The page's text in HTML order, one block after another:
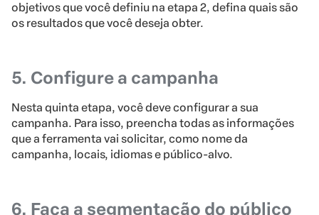
objetivos que você definiu na etapa 2, defina quais são
os resultados que você deseja obter.
5. Configure a campanha
Nesta quinta etapa, você deve configurar a sua
campanha. Para isso, preencha todas as informações
que a ferramenta vai solicitar, como nome da
campanha, locais, idiomas e público-alvo.
6. Faça a segmentação do público